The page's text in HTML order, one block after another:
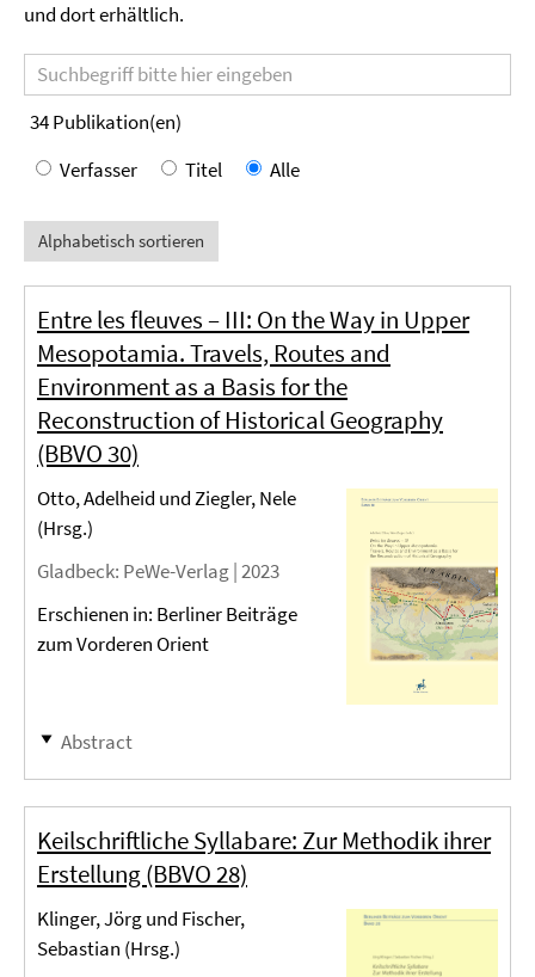
und dort erhältlich.
Suchbegriff
34Publikation(en)
Verfasser
Titel Alle
Alphabetisch sortieren
Entre les fleuves – III: On the Way in Upper
Mesopotamia. Travels, Routes and
Environment as a Basis for the
Reconstruction of Historical Geography
(BBVO 30)
Otto, Adelheid und Ziegler, Nele
(Hrsg.)
Gladbeck: PeWe-Verlag |2023
Erschienen in: Berliner Beiträge
zum Vorderen Orient
Abstract
Keilschriftliche Syllabare: Zur Methodik ihrer
Erstellung (BBVO 28)
Klinger, Jörg und Fischer,
Sebastian (Hrsg.)